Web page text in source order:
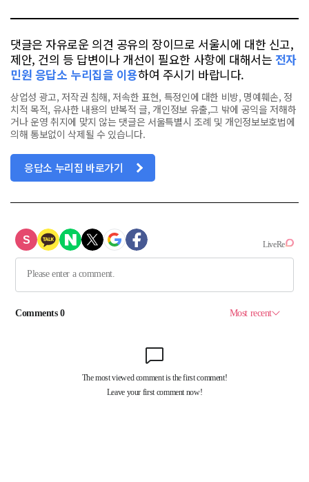
댓글은 자유로운 의견 공유의 장이므로 서울시에 대한 신고,
제안, 건의 등 답변이나 개선이 필요한 사항에 대해서는 전자
민원 응답소 누리집을 이용하여 주시기 바랍니다.
상업성 광고, 저작권 침해, 저속한 표현, 특정인에 대한 비방, 명예훼손, 정
치적 목적, 유사한 내용의 반복적 글, 개인정보 유출,그 밖에 공익을 저해하
거나 운영 취지에 맞지 않는 댓글은 서울특별시 조례 및 개인정보보호법에
의해 통보없이 삭제될 수 있습니다.
응답소 누리집 바로가기